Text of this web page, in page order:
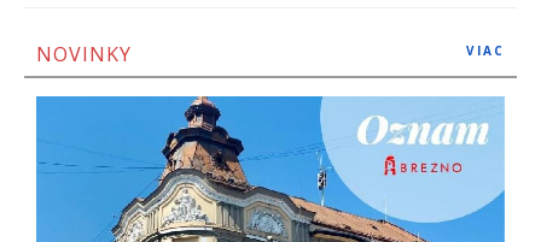
NOVINKY VIAC